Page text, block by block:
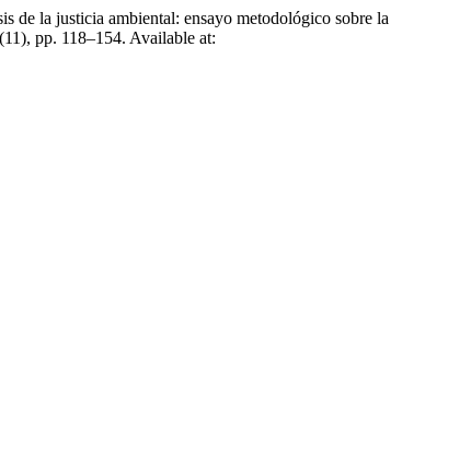
de la justicia ambiental: ensayo metodológico sobre la
pp. 118–154. Available at: